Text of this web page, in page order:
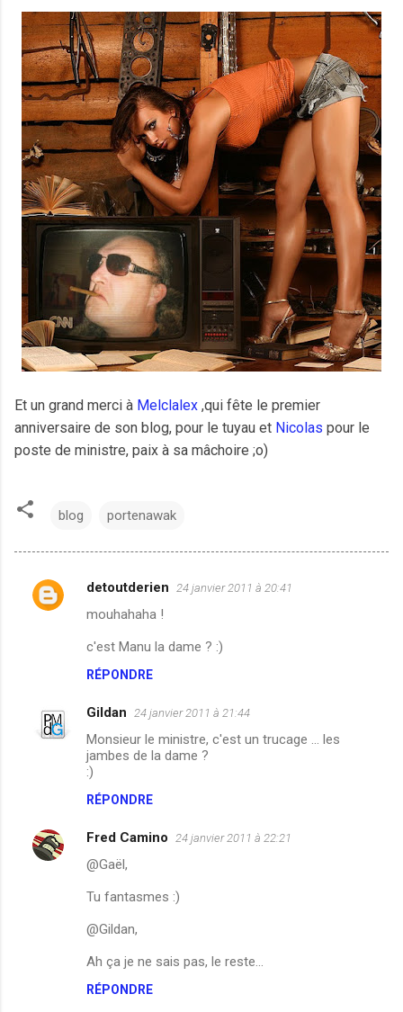
Et un grand merci à Melclalex ,qui fête le premier
anniversaire de son blog, pour le tuyau et Nicolas pour le
poste de ministre, paix à sa mâchoire ;o)
blog portenawak
C
e
detoutderien 24 janvier 2011 à 20:41
mouhahaha !
c'est Manu la dame ? :)
RÉPONDRE
Gildan 24 janvier 2011 à 21:44
Monsieur le ministre, c'est un trucage ... les
jambes de la dame ?
:)
RÉPONDRE
Fred Camino 24 janvier 2011 à 22:21
@Gaël,
Tu fantasmes :)
@Gildan,
Ah ça je ne sais pas, le reste...
RÉPONDRE